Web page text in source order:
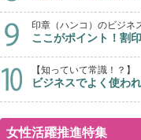
印章（ハンコ）のビジ
ここがポイント！割
【知っていて常識！？】
ビジネスでよく使わ
女性活躍推進特集